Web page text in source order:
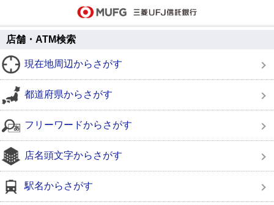
店舗・ATM検索
現在地周辺からさがす
都道府県からさがす
フリーワードからさがす
店名頭文字からさがす
駅名からさがす